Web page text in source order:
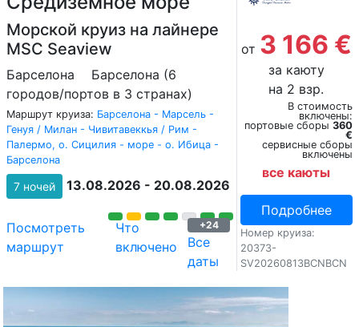
Морской круиз на лайнере
MSC Seaview
Барселона
Барселона (6
городов/портов в 3 странах)
Маршрут круиза: Барселона - Марсель -
Генуя / Милан - Чивитавеккья / Рим -
Палермо, о. Сицилия - море - о. Ибица -
Барселона
7 ночей 13.08.2026 - 20.08.2026
Посмотреть
маршрут
Что
включено
+24
Все
даты
от 3 166 €
за каюту
на 2 взр.
В стоимость
включены:
портовые сборы 360
€
сервисные сборы
включены
все каюты
Подробнее
Номер круиза:
20373-
SV20260813BCNBCN